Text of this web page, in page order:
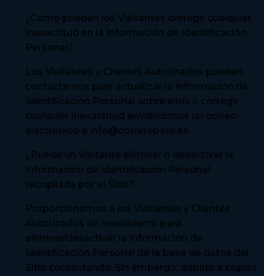
¿Cómo pueden los Visitantes corregir cualquier
inexactitud en la Información de Identificación
Personal?
Los Visitantes y Clientes Autorizados pueden
contactarnos para actualizar la Información de
Identificación Personal sobre ellos o corregir
cualquier inexactitud enviándonos un correo
electrónico a info@cdtorrebaro.es
¿Puede un Visitante eliminar o desactivar la
Información de Identificación Personal
recopilada por el Sitio?
Proporcionamos a los Visitantes y Clientes
Autorizados un mecanismo para
eliminar/desactivar la Información de
Identificación Personal de la base de datos del
Sitio contactando. Sin embargo, debido a copias